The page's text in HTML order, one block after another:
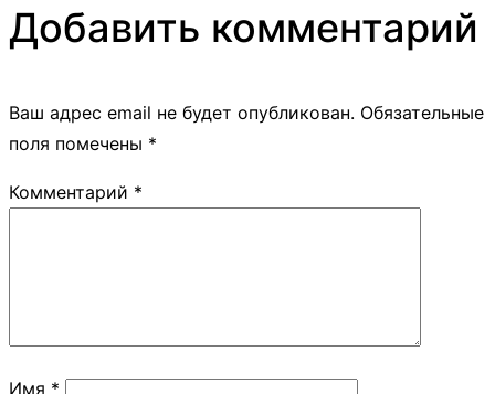
Добавить комментарий
Ваш адрес email не будет опубликован. Обязательные
поля помечены *
Комментарий *
Имя *